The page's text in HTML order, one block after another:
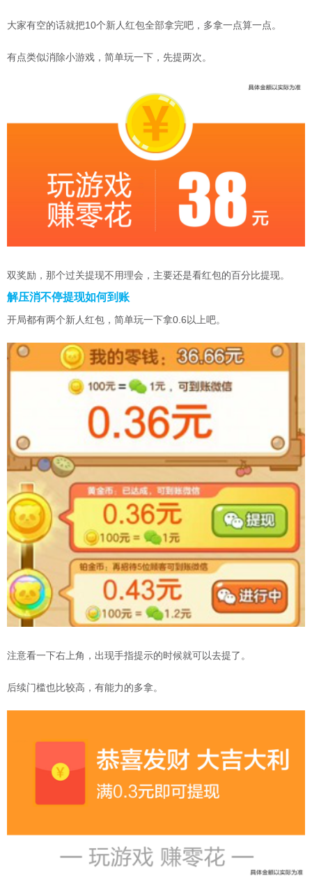
大家有空的话就把10个新人红包全部拿完吧，多拿一点算一点。
有点类似消除小游戏，简单玩一下，先提两次。
双奖励，那个过关提现不用理会，主要还是看红包的百分比提现。
解压消不停提现如何到账
开局都有两个新人红包，简单玩一下拿0.6以上吧。
注意看一下右上角，出现手指提示的时候就可以去提了。
后续门槛也比较高，有能力的多拿。